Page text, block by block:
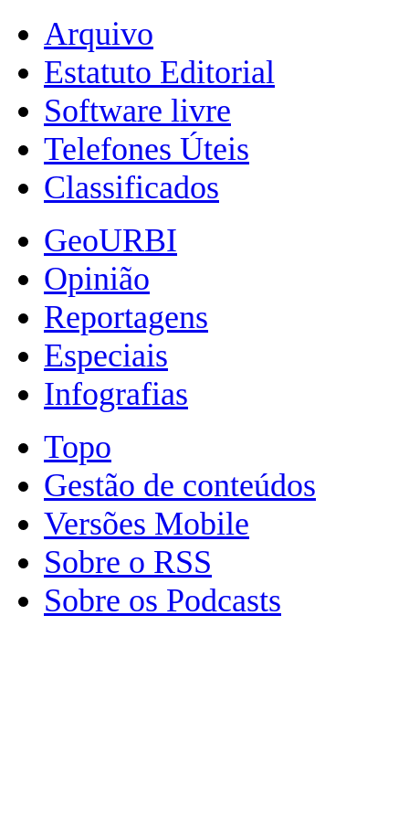
Arquivo
Estatuto Editorial
Software livre
Telefones Úteis
Classificados
GeoURBI
Opinião
Reportagens
Especiais
Infografias
Topo
Gestão de conteúdos
Versões Mobile
Sobre o RSS
Sobre os Podcasts